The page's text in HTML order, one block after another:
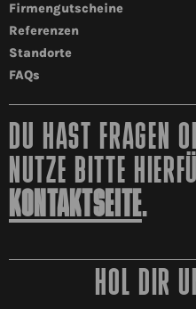
Firmengutscheine
Referenzen
Standorte
FAQs
DU HAST FRAGEN
NUTZE BITTE
KONTAKTSEITE.
HOL DIR